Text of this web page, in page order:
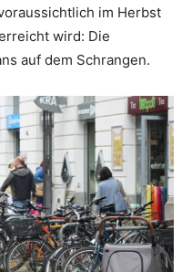
im Herbst
wird: Die
auf dem Schrangen.